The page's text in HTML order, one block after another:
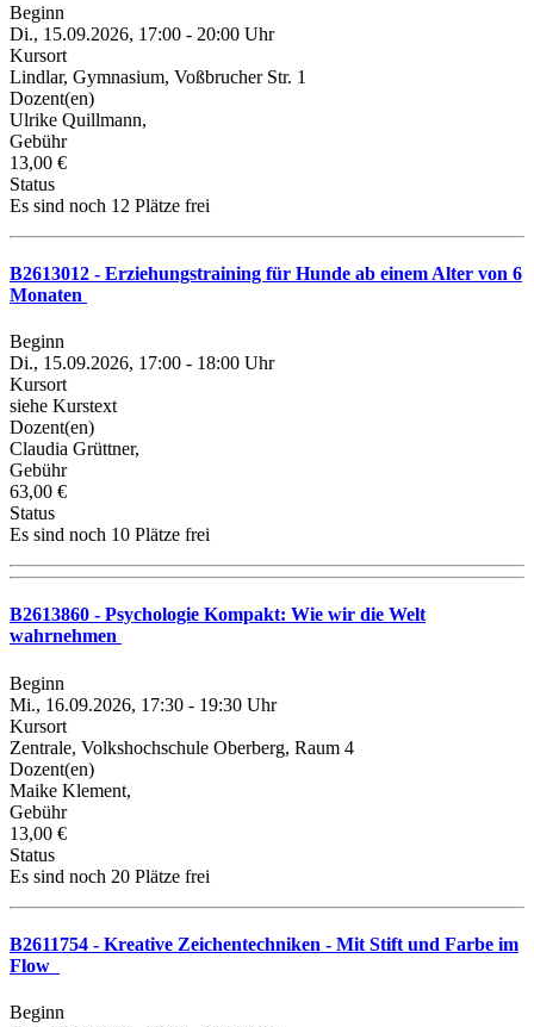
Beginn
Di., 15.09.2026, 17:00 - 20:00 Uhr
Kursort
Lindlar, Gymnasium, Voßbrucher Str. 1
Dozent(en)
Ulrike Quillmann,
Gebühr
13,00 €
Status
Es sind noch 12 Plätze frei
B2613012 - Erziehungstraining für Hunde ab einem Alter von 6
Monaten
Beginn
Di., 15.09.2026, 17:00 - 18:00 Uhr
Kursort
siehe Kurstext
Dozent(en)
Claudia Grüttner,
Gebühr
63,00 €
Status
Es sind noch 10 Plätze frei
B2613860 - Psychologie Kompakt: Wie wir die Welt
wahrnehmen
Beginn
Mi., 16.09.2026, 17:30 - 19:30 Uhr
Kursort
Zentrale, Volkshochschule Oberberg, Raum 4
Dozent(en)
Maike Klement,
Gebühr
13,00 €
Status
Es sind noch 20 Plätze frei
B2611754 - Kreative Zeichentechniken - Mit Stift und Farbe im
Flow
Beginn